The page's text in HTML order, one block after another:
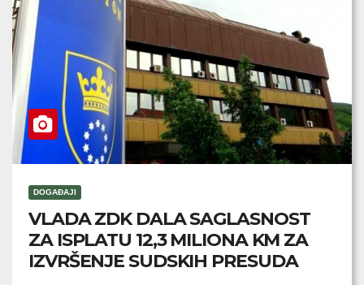
DOGAĐAJI
VLADA ZDK DALA SAGLASNOST
ZA ISPLATU 12,3 MILIONA KM ZA
IZVRŠENJE SUDSKIH PRESUDA